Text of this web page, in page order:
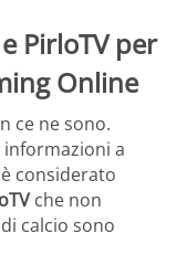
PirloTV per
Online
ce ne sono.
a
è considerato
che non
calcio sono